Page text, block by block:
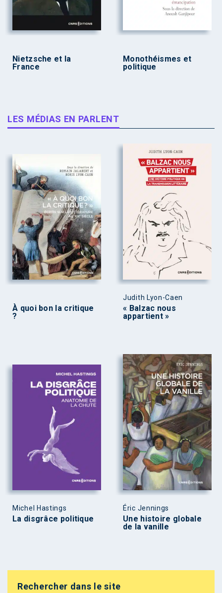
Nietzsche et la
France
Monothéismes et
politique
LES MÉDIAS EN PARLENT
À quoi bon la critique
?
Judith Lyon-Caen
« Balzac nous
appartient »
Michel Hastings
La disgrâce politique
Éric Jennings
Une histoire globale
de la vanille
Rechercher dans le site